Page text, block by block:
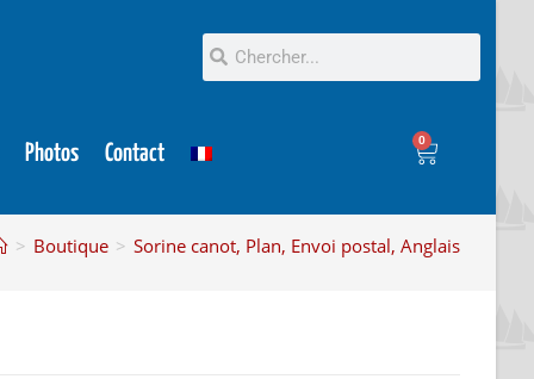
Photos Contact
0
> Boutique > Sorine canot, Plan, Envoi postal, Anglais